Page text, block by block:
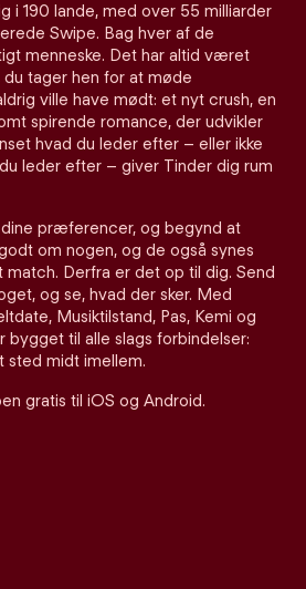
i 190 lande, med over 55 milliarder
Swipe. Bag hver af de
menneske. Det har altid været
tager hen for at møde
ville have mødt: et nyt crush, en
spirende romance, der udvikler
hvad du leder efter – eller ikke
leder efter – giver Tinder dig rum
præferencer, og begynd at
om nogen, og de også synes
Derfra er det op til dig. Send
og se, hvad der sker. Med
Musiktilstand, Pas, Kemi og
til alle slags forbindelser:
sted midt imellem.
gratis til iOS og Android.